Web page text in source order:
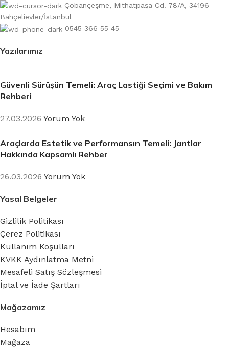
Çobançeşme, Mithatpaşa Cd. 78/A, 34196
Bahçelievler/İstanbul
0545 366 55 45
Yazılarımız
Güvenli Sürüşün Temeli: Araç Lastiği Seçimi ve Bakım
Rehberi
27.03.2026 Yorum Yok
Araçlarda Estetik ve Performansın Temeli: Jantlar
Hakkında Kapsamlı Rehber
26.03.2026 Yorum Yok
Yasal Belgeler
Gizlilik Politikası
Çerez Politikası
Kullanım Koşulları
KVKK Aydınlatma Metni
Mesafeli Satış Sözleşmesi
İptal ve İade Şartları
Mağazamız
Hesabım
Mağaza